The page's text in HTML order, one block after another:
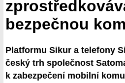
bezpečnou
Platformu Sikur a telefony
český trh společnost
k zabezpečení mobilní